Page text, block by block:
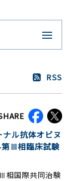
RSS
ル抗体オビヌ
第Ⅲ相臨床試験
相国際共同治験